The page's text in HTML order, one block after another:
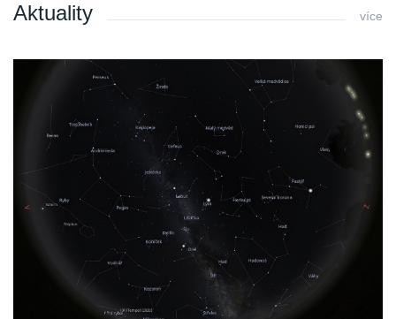
Aktuality více